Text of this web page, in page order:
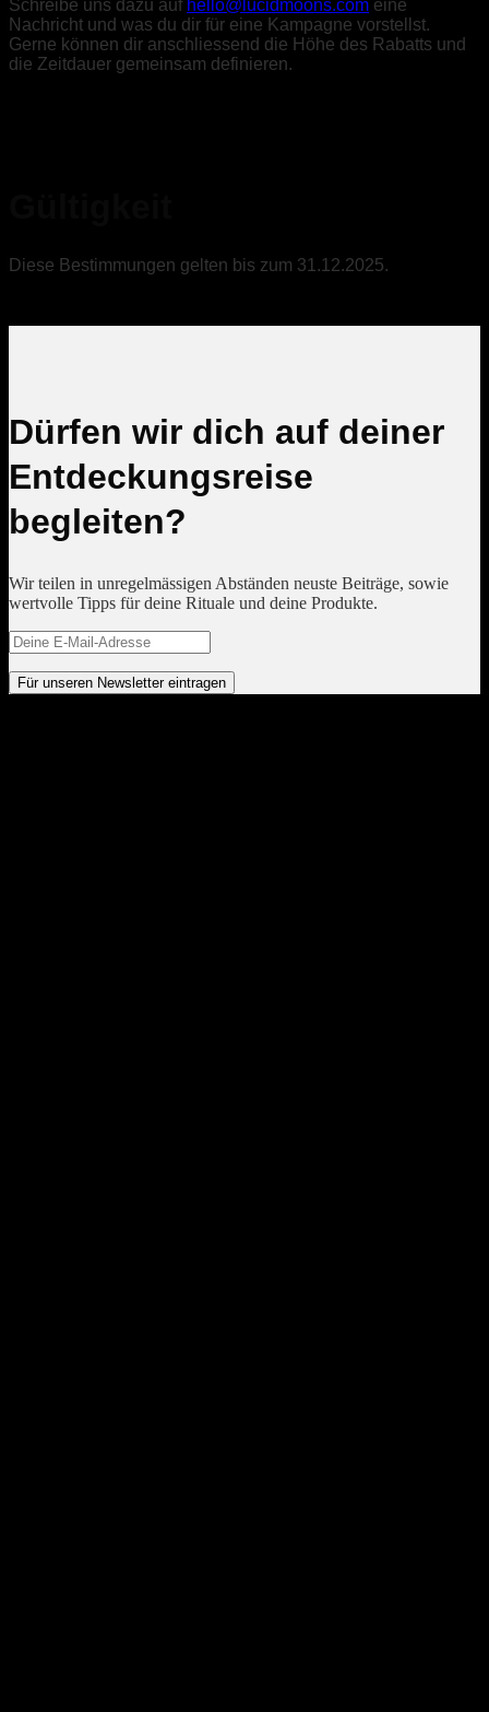
Schreibe uns dazu auf hello@lucidmoons.com eine
Nachricht und was du dir für eine Kampagne vorstellst.
Gerne können dir anschliessend die Höhe des Rabatts und
die Zeitdauer gemeinsam definieren.
Diese Bestimmungen gelten bis zum 31.12.2025.
Dürfen wir dich auf deiner
Entdeckungsreise
begleiten?
Wir teilen in unregelmässigen Abständen neuste Beiträge, sowie
wertvolle Tipps für deine Rituale und deine Produkte.